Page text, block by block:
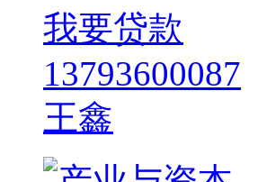
我要贷款
13793600087
王鑫